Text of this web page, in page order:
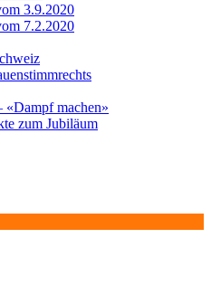
3.9.2020
7.2.2020
machen»
zum Jubiläum